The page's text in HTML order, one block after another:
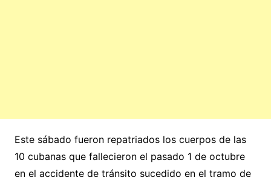
Este sábado fueron repatriados los cuerpos de las
10 cubanas que fallecieron el pasado 1 de octubre
en el accidente de tránsito sucedido en el tramo de